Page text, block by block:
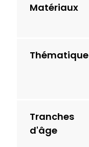
Matériaux
Thématique
Tranches
d'âge